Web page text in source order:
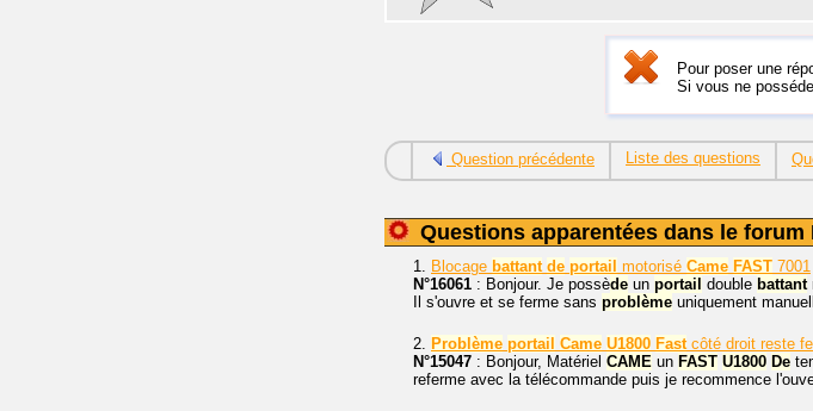
Pour poser une
Si vous ne
Question précédente Liste des questions
Questions apparentées dans le forum
1. Blocage battant de portail motorisé Came FAST 7001
N°16061 : Bonjour. Je possède un portail double battant
Il s'ouvre et se ferme sans problème uniquement
2. Problème portail Came U1800 Fastcôté droit reste
N°15047 : Bonjour, Matériel CAME un FAST U1800 De
referme avec la télécommande puis je recommence